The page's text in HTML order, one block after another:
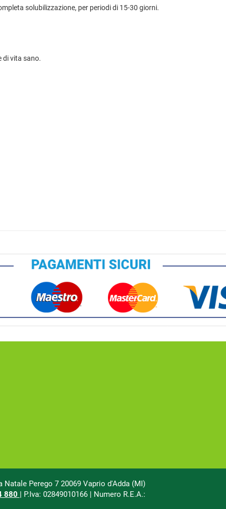
solubilizzazione, per periodi di 15-30 giorni.
di vita sano.
Natale Perego 7 20069 Vaprio d'Adda (MI)
880 | P.Iva: 02849010166 | Numero R.E.A.: